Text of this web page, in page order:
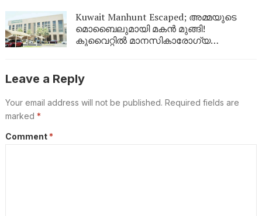
Kuwait Manhunt Escaped; അമ്മയുടെ
മൊബൈലുമായി മകൻ മുങ്ങി!
കുവൈറ്റിൽ മാനസികാരോഗ്യ
Leave a Reply
Your email address will not be published. Required fields are
marked *
Comment *